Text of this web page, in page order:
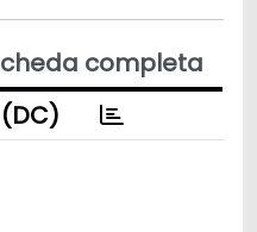
completa